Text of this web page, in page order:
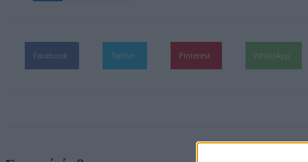
Facebook Twitter Pinterest WhatsApp